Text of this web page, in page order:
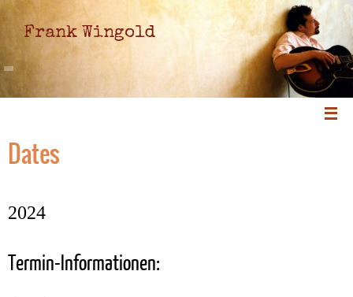
Frank Wingold
Dates
2024
Termin-Informationen: